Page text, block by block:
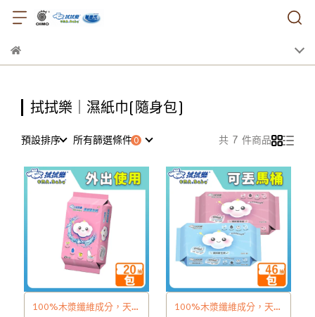
拭拭樂｜濕紙巾(隨身包)
預設排序 所有篩選條件 共 7 件商品
100%木漿纖維成分，天然
100%木漿纖維成分，天然